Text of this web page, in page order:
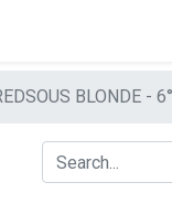
BLONDE -